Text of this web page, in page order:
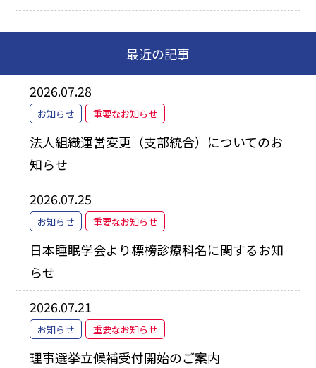
最近の記事
2026.07.28
お知らせ 重要なお知らせ
法人組織運営変更（支部統合）についてのお
知らせ
2026.07.25
お知らせ 重要なお知らせ
日本睡眠学会より標榜診療科名に関するお知
らせ
2026.07.21
お知らせ 重要なお知らせ
理事選挙立候補受付開始のご案内